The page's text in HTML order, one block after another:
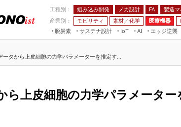
工程別： 組み込み開発 メカ設計 FA 製造マ
産業別：
モビリティ 素材／化学 医療機器
脱炭素
サステナ設計
IoT
つながる工場
AI
AI×設備保全
エッジ逆襲
JIMTOF
IIFES
フィールドサービス
モビリティ
ータから上皮細胞の力学パラメーターを推定す...
ら上皮細胞の力学パラメーター